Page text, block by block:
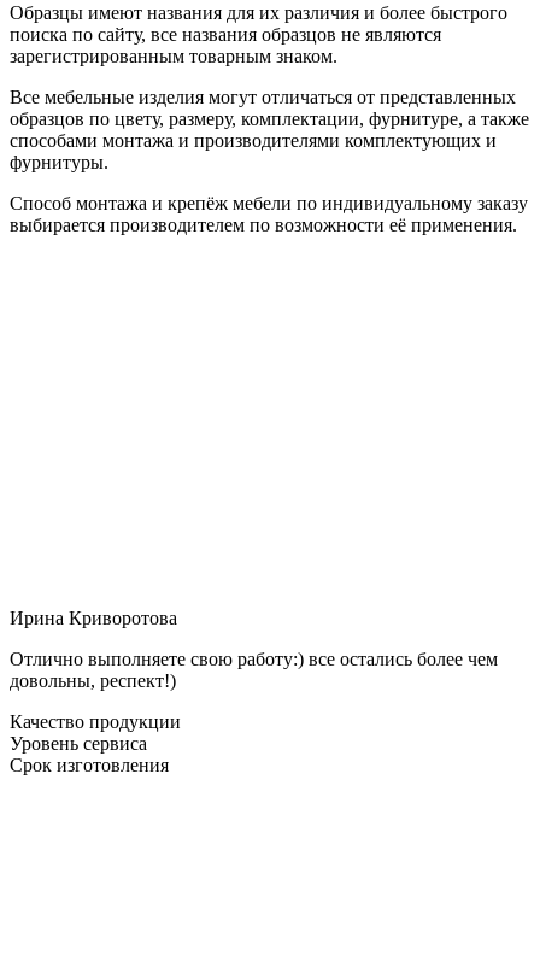
Образцы имеют названия для их различия и более быстрого
поиска по сайту, все названия образцов не являются
зарегистрированным товарным знаком.
Все мебельные изделия могут отличаться от представленных
образцов по цвету, размеру, комплектации, фурнитуре, а также
способами монтажа и производителями комплектующих и
фурнитуры.
Способ монтажа и крепёж мебели по индивидуальному заказу
выбирается производителем по возможности её применения.
Ирина Криворотова
Отлично выполняете свою работу:) все остались более чем
довольны, респект!)
Качество продукции
Уровень сервиса
Срок изготовления